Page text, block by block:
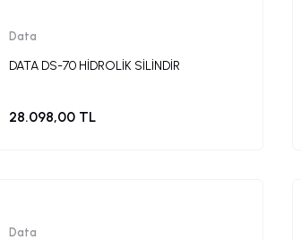
Data
DATA DS-70 HİDROLİK SİLİNDİR
28.098,00 TL
Data